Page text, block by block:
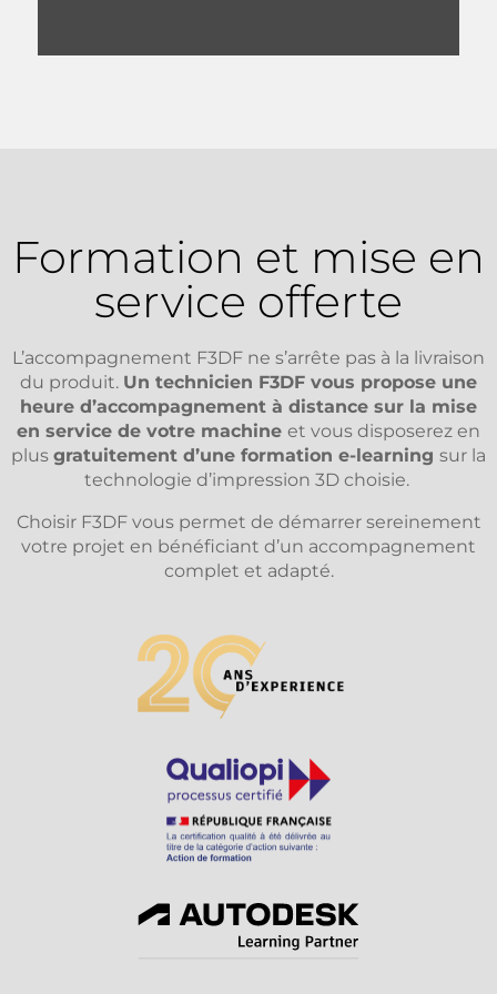
Formation et mise en
service offerte
L’accompagnement F3DF ne s’arrête pas à la livraison
du produit. Un technicien F3DF vous propose une
heure d’accompagnement à distance sur la mise
en service de votre machine et vous disposerez en
plus gratuitement d’une formation e-learning sur la
technologie d’impression 3D choisie.
Choisir F3DF vous permet de démarrer sereinement
votre projet en bénéficiant d’un accompagnement
complet et adapté.